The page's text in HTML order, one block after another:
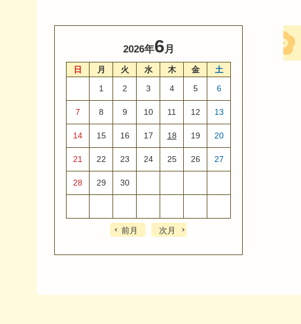
2026年6月
日 月 火 水 木 金
土
1
2 3 4 5 6
7 8 9 10 11 12 13
14 15 16 17 18 19 20
21 22 23 24 25 26 27
28 29 30
前月 次月